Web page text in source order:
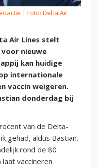
| Foto: Delta Air
Air Lines stelt
nieuwe
kan huidige
internationale
vaccin weigeren.
donderdag bij
van de Delta-
gehad, aldus Bastian.
rond de 80
vaccineren.